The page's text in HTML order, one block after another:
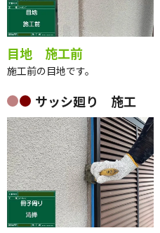
目地 施工前
施工前の目地です。
サッシ廻り 施工